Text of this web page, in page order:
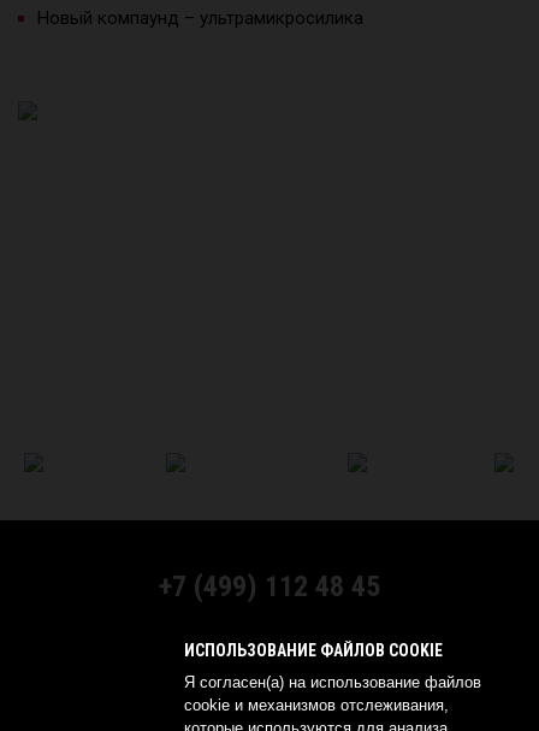
Новый компаунд – ультрамикросилика
+7 (499) 112 48 45
МЫ В СОЦСЕТЯХ:
ИСПОЛЬЗОВАНИЕ ФАЙЛОВ COOKIE
Я согласен(а) на использование файлов
cookie и механизмов отслеживания,